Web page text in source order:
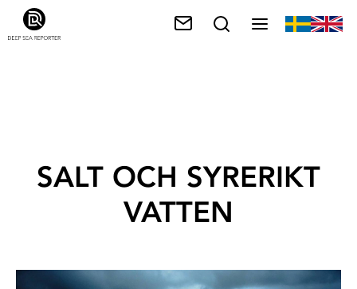
SALT OCH SYRERIKT
VATTEN